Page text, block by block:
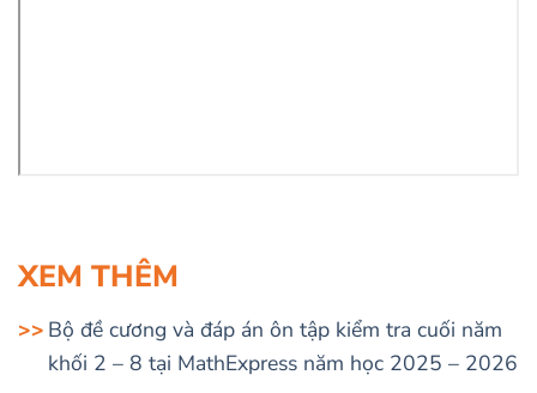
XEM THÊM
Bộ đề cương và đáp án ôn tập kiểm tra cuối năm
khối 2 – 8 tại MathExpress năm học 2025 – 2026